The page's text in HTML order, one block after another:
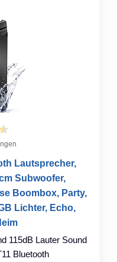
Lautsprecher,
Subwoofer,
Boombox, Party,
Lichter, Echo,
115dB Lauter Sound
Bluetooth